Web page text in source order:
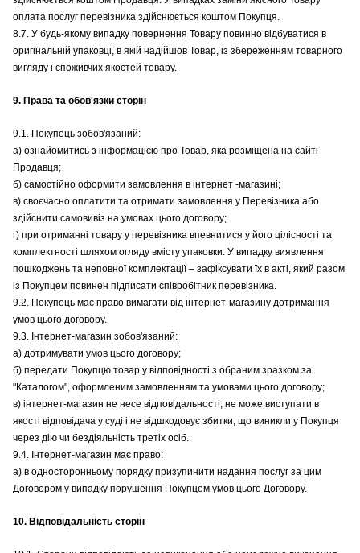
оплата послуг перевізника здійснюється коштом Покупця.
8.7. У будь-якому випадку повернення Товару повинно відбуватися в
оригінальній упаковці, в якій надійшов Товар, із збереженням товарного
вигляду і споживчих якостей товару.
9. Права та обов'язки сторін
9.1. Покупець зобов'язаний:
а) ознайомитись з інформацією про Товар, яка розміщена на сайті
Продавця;
б) самостійно оформити замовлення в інтернет -магазині;
в) своєчасно оплатити та отримати замовлення у Перевізника або
здійснити самовивіз на умовах цього договору;
г) при отриманні товару у перевізника впевнитися у його цілісності та
комплектності шляхом огляду вмісту упаковки. У випадку виявлення
пошкоджень та неповної комплектації – зафіксувати їх в акті, який разом
із Покупцем повинен підписати співробітник перевізника.
9.2. Покупець має право вимагати від інтернет-магазину дотримання
умов цього договору.
9.3. Інтернет-магазин зобов'язаний:
а) дотримувати умов цього договору;
б) передати Покупцю товар у відповідності з обраним зразком за
"Каталогом", оформленим замовленням та умовами цього договору;
в) інтернет-магазин не несе відповідальності, не може виступати в
якості відповідача у суді і не відшкодовує збитки, що виникли у Покупця
через дію чи бездіяльність третіх осіб.
9.4. Інтернет-магазин має право:
а) в односторонньому порядку призупинити надання послуг за цим
Договором у випадку порушення Покупцем умов цього Договору.
10. Відповідальність сторін